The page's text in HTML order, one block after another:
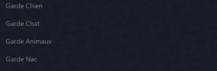
Garde Chien
Garde Chat
Garde Animaux
Garde Nac